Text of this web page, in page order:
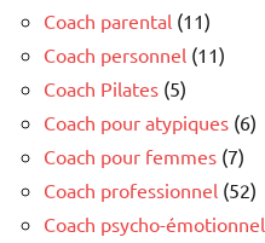
Coach parental (11)
Coach personnel (11)
Coach Pilates (5)
Coach pour atypiques (6)
Coach pour femmes (7)
Coach professionnel (52)
Coach psycho-émotionnel